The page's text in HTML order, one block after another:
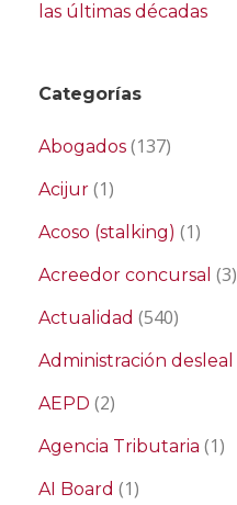
las últimas décadas
Categorías
Abogados (137)
Acijur (1)
Acoso (stalking) (1)
Acreedor concursal (3)
Actualidad (540)
Administración desleal
AEPD (2)
Agencia Tributaria (1)
AI Board (1)